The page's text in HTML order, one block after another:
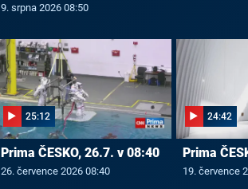
9. srpna 2026 08:50
25:12
Prima ČESKO, 26.7. v 08:40
26. července 2026 08:40
24:42
Prima
19. července